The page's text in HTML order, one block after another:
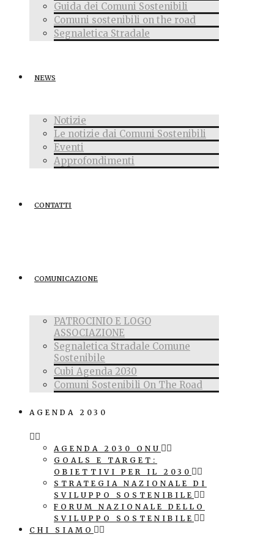
Guida dei Comuni Sostenibili
Comuni sostenibili on the road
Segnaletica Stradale
NEWS
Notizie
Le notizie dai Comuni Sostenibili
Eventi
Approfondimenti
CONTATTI
COMUNICAZIONE
PATROCINIO E LOGO
ASSOCIAZIONE
Segnaletica Stradale Comune
Sostenibile
Cubi Agenda 2030
Comuni Sostenibili On The Road
AGENDA 2030
AGENDA 2030 ONU
GOALS E TARGET:
OBIETTIVI PER IL 2030
STRATEGIA NAZIONALE DI
SVILUPPO SOSTENIBILE
FORUM NAZIONALE DELLO
SVILUPPO SOSTENIBILE
CHI SIAMO